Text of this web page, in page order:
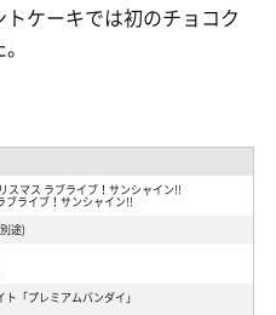
ケーキでは初のチョコク
スマス ラブライブ！サンシャイン!!
ライブ！サンシャイン!!
途)
「プレミアムバンダイ」